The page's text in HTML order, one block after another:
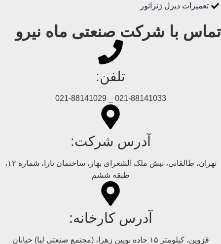
تعمیرات دیزل ژنراتور
تماس با شرکت صنعتی ماه نیرو
تلفن:
021-88141033 _ 021-88141029
آدرس شرکت:
تهران، طالقانی، نبش ملک الشعرای بهار، ساختمان تارا، شماره ۱۲،
طبقه ششم
آدرس کارخانه:
قزوین، کیلومتر ۱۵ جاده بويین زهرا، (مجتمع صنعتی لیا) خیابان